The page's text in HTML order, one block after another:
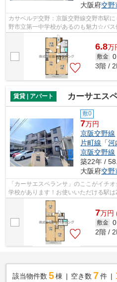
大阪府交野
カサベルデ交野：京阪交野線交野市駅
野市立第一中学校があるのも魅力☆バ
利用ができるので電車の利用に役立つ物
6.8万
敷金
3階 /
賃貸 | アパート カーサエス
敷0
7万円
京阪交野線
片町線 「河
京阪交野線
築22年 /
大阪府交野
「カーサエスペランサ」のここがイチ
学校があります！お使いいただける駅
ができます！室内に新鮮な空気を取り入...
7万円
敷金
2階 /
該当物件数 5棟 空き数 7 件